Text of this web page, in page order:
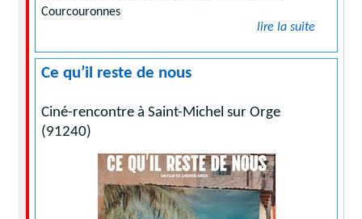
Courcouronnes
lire la suite
Ce qu’il reste de nous
Ciné-rencontre à Saint-Michel sur Orge
(91240)